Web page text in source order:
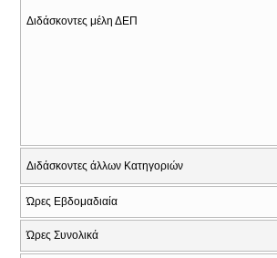
Διδάσκοντες μέλη ΔΕΠ
Διδάσκοντες άλλων Κατηγοριών
Ώρες Εβδομαδιαία
Ώρες Συνολικά